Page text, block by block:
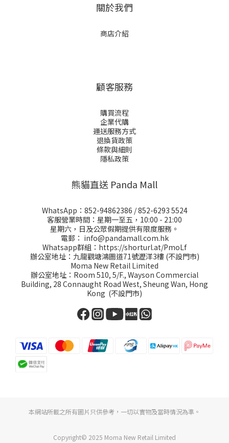
關於我們
商店介紹
顧客服務
購買流程
企業代購
運送服務方式
退換貨政策
條款與細則
隱私政策
熊貓直送 Panda Mall
WhatsApp： 852-94862386 /852-6293 5524
客服營業時間：星期一至五，10:00 - 21:00
星期六，日及公眾假期提供有限度服務。
電郵： info@pandamall.com.hk
Whatsapp群組： https://shorturl.at/PmoLf
辦公室地址：九龍觀塘鴻圖道71號瀝洋3樓 (不設門市)
Moma New Retail Limited
辦公室地址：Room 510, 5/F., Wayson Commercial
Building, 28 Connaught Road West, Sheung Wan, Hong
Kong (不設門市)
本網站所載之所有圖片只供參考，一切以實物及當時情況為準。
Copyright© 2025 Moma New Retail Limited